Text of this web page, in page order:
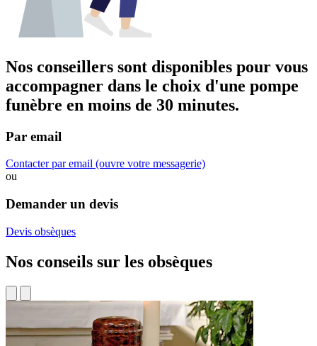
Nos conseillers sont disponibles pour vous
accompagner dans le choix d'une pompe
funèbre en moins de 30 minutes.
Par email
Contacter par email (ouvre votre messagerie)
ou
Demander un devis
Devis obsèques
Nos conseils sur les obsèques